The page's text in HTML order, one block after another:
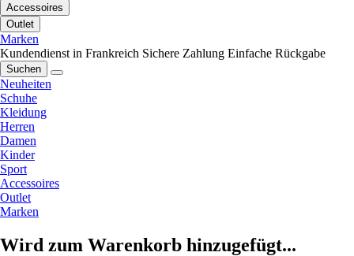
Accessoires
Outlet
Marken
Kundendienst in Frankreich Sichere Zahlung Einfache Rückgabe
Suchen
Neuheiten
Schuhe
Kleidung
Herren
Damen
Kinder
Sport
Accessoires
Outlet
Marken
Wird zum Warenkorb hinzugefügt...